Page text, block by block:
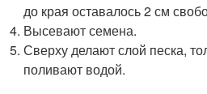
до края оставалось 2 см
Высевают семена.
Сверху делают слой песка,
поливают водой.